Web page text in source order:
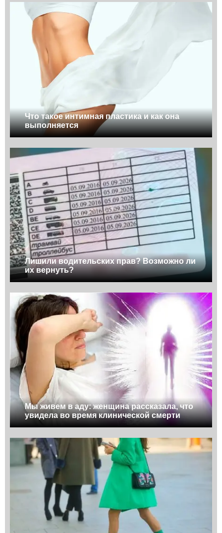
Что такое интимная пластика и как она
выполняется
Лишили водительских прав? Возможно ли
их вернуть?
Мы живем в аду: женщина рассказала, что
увидела во время клинической смерти